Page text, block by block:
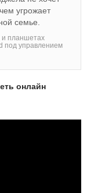
угрожает
семье.
и планшетах
под управлением
онлайн